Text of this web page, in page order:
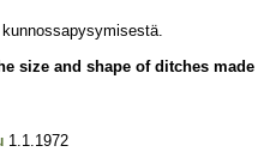
size and shape of ditches made
1.1.1972